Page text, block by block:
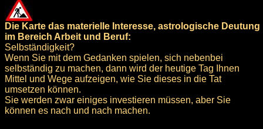
Die Karte das materielle Interesse, astrologische Deutung
im Bereich Arbeit und Beruf:
Selbständigkeit?
Wenn Sie mit dem Gedanken spielen, sich nebenbei
selbständig zu machen, dann wird der heutige Tag Ihnen
Mittel und Wege aufzeigen, wie Sie dieses in die Tat
umsetzen können.
Sie werden zwar einiges investieren müssen, aber Sie
können es nach und nach machen.